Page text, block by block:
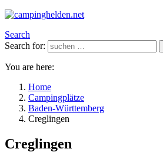
Search
Search for:
You are here:
Home
Campingplätze
Baden-Württemberg
Creglingen
Creglingen